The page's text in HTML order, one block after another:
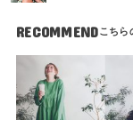
RECOMMEND